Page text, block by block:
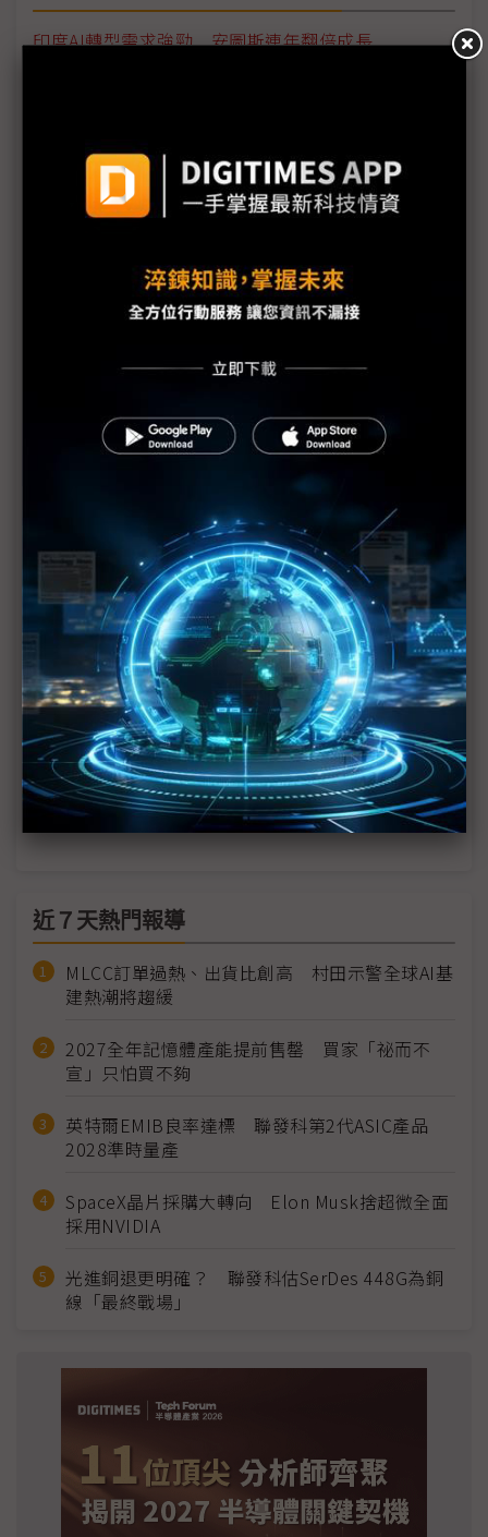
印度AI轉型需求強勁 安圖斯連年翻倍成長
台灣領銜全球智慧城市發展 攜手多國推動數位綠色
法規查詢迎AI升級 凌羣：RAG有四大優點
中華電全光網路助攻 優化分散式AI資料中心建置
交通願景館低碳主題區首登場 交通部力推低碳運輸
鴻海智慧城市再下一城 攜手北市打造未來之都
協助企業深度節能 東元朝產業一條龍發展
電信三雄齊聚智慧城市展 秀多元AI應用解方
2025智慧城市展開幕 彭双浪：台灣是智慧解決方案
重要供應鏈
台IPC業者攜邊緣AI應用解方亮相GTC
智慧城市展開鑼 中華電信展示12家新創能力
宏碁集團參加智慧城市展 推出AI賦能永續共融方案
智慧城市展客增28% 眾廠雲集拓海外商機
智慧城市開展在即 凌羣攜微軟展出AI應用
近７天熱門報導
MLCC訂單過熱、出貨比創高 村田示警全球AI基
建熱潮將趨緩
2027全年記憶體產能提前售罄 買家「祕而不
宣」只怕買不夠
英特爾EMIB良率達標 聯發科第2代ASIC產品
2028準時量產
SpaceX晶片採購大轉向 Elon Musk捨超微全面
採用NVIDIA
光進銅退更明確？ 聯發科估SerDes 448G為銅
線「最終戰場」